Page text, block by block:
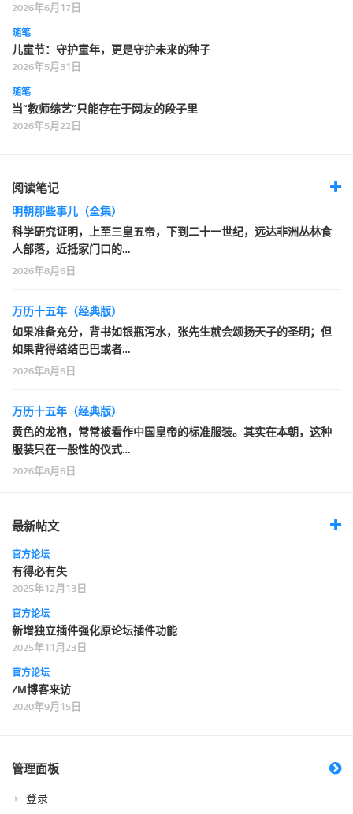
2026年6月17日
随笔
儿童节：守护童年，更是守护未来的种子
2026年5月31日
随笔
当“教师综艺”只能存在于网友的段子里
2026年5月22日
阅读笔记
明朝那些事儿（全集）
科学研究证明，上至三皇五帝，下到二十一世纪，远达非洲丛林食
人部落，近抵家门口的…
2026年8月6日
万历十五年（经典版）
如果准备充分，背书如银瓶泻水，张先生就会颂扬天子的圣明；但
如果背得结结巴巴或者…
2026年8月6日
万历十五年（经典版）
黄色的龙袍，常常被看作中国皇帝的标准服装。其实在本朝，这种
服装只在一般性的仪式…
2026年8月6日
最新帖文
官方论坛
有得必有失
2025年12月13日
官方论坛
新增独立插件强化原论坛插件功能
2025年11月23日
官方论坛
ZM博客来访
2020年9月15日
管理面板
登录